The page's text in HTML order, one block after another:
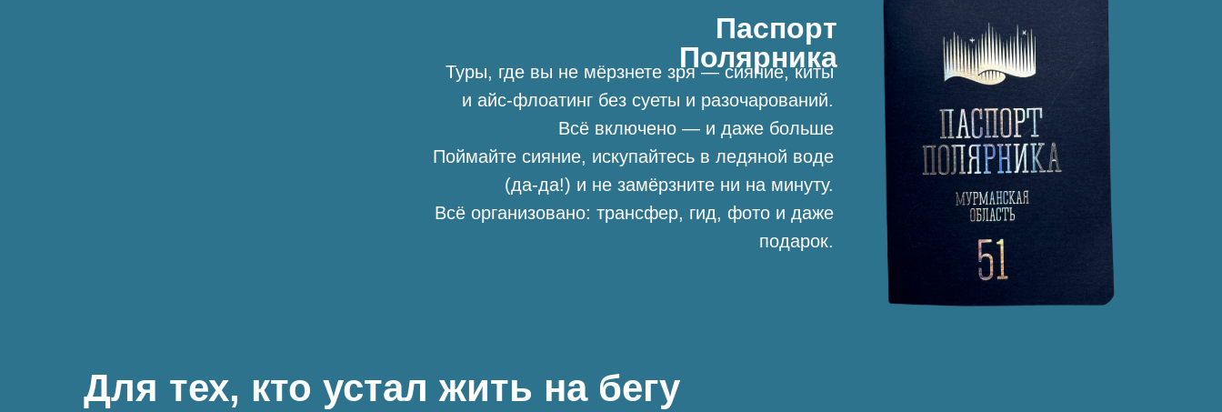
Туры, где вы не мёрзнете зря — сияние, киты
и айс-флоатинг без суеты и разочарований.
Всё включено — и даже больше
Поймайте сияние, искупайтесь в ледяной воде
(да-да!) и не замёрзните ни на минуту.
Всё организовано: трансфер, гид, фото и даже
подарок.
Паспорт
Полярника
Для тех, кто устал жить на бегу